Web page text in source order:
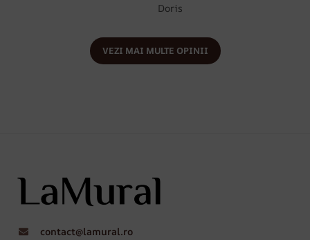
Doris
VEZI MAI MULTE OPINII
contact@lamural.ro